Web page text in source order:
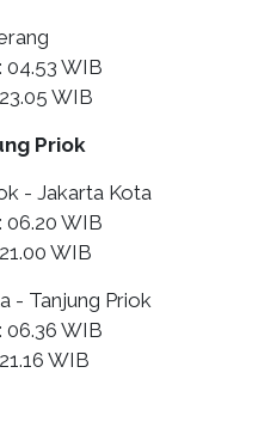
04.53 WIB
WIB
Priok
- Jakarta Kota
06.20 WIB
WIB
- Tanjung Priok
06.36 WIB
WIB